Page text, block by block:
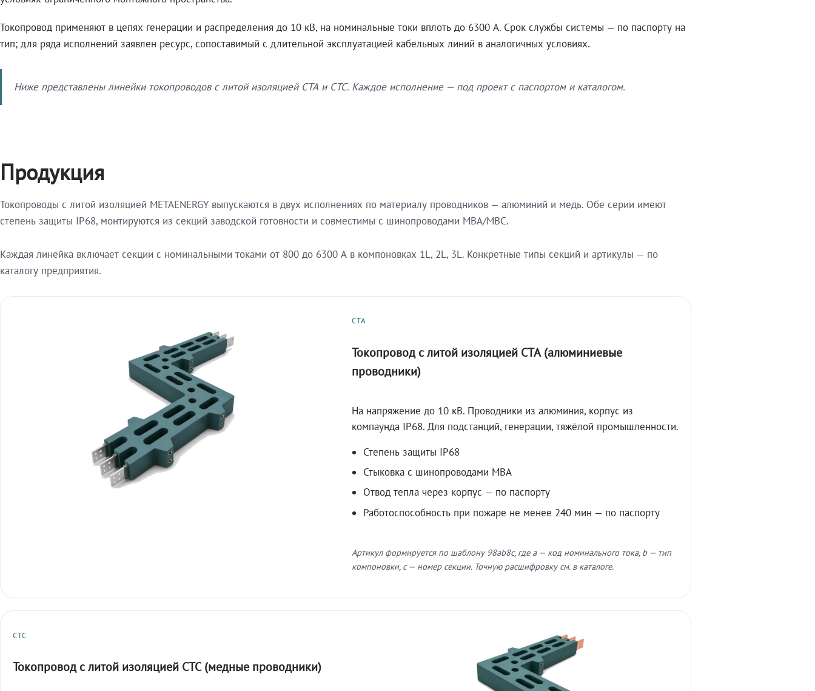
Токопровод применяют в цепях генерации и распределения до 10 кВ, на номинальные токи вплоть до 6300 А. Срок службы системы — по паспорту на
тип; для ряда исполнений заявлен ресурс, сопоставимый с длительной эксплуатацией кабельных линий в аналогичных условиях.
Ниже представлены линейки токопроводов с литой изоляцией СТА и СТС. Каждое исполнение — под проект с паспортом и каталогом.
Продукция
Токопроводы с литой изоляцией METAENERGY выпускаются в двух исполнениях по материалу проводников — алюминий и медь. Обе серии имеют
степень защиты IP68, монтируются из секций заводской готовности и совместимы с шинопроводами МВА/МВС.
Каждая линейка включает секции с номинальными токами от 800 до 6300 А в компоновках 1L, 2L, 3L. Конкретные типы секций и артикулы — по
каталогу предприятия.
СТА
Токопровод с литой изоляцией СТА (алюминиевые
проводники)
На напряжение до 10 кВ. Проводники из алюминия, корпус из
компаунда IP68. Для подстанций, генерации, тяжёлой промышленности.
Степень защиты IP68
Стыковка с шинопроводами МВА
Отвод тепла через корпус — по паспорту
Работоспособность при пожаре не менее 240 мин — по паспорту
Артикул формируется по шаблону 98ab8c, где a — код номинального тока, b — тип
компоновки, c — номер секции. Точную расшифровку см. в каталоге.
СТС
Токопровод с литой изоляцией СТС (медные проводники)